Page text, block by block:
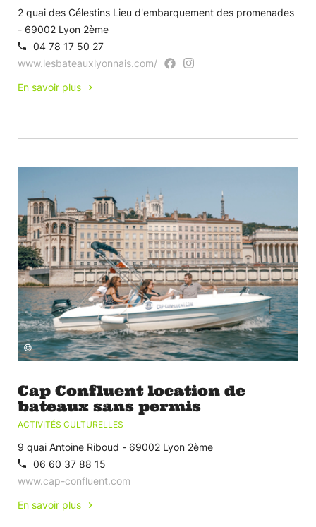
2 quai des Célestins Lieu d'embarquement des promenades
- 69002 Lyon 2ème
04 78 17 50 27
www.lesbateauxlyonnais.com/
En savoir plus
©
Cap Confluent location de
bateaux sans permis
ACTIVITÉS CULTURELLES
9 quai Antoine Riboud - 69002 Lyon 2ème
06 60 37 88 15
www.cap-confluent.com
En savoir plus